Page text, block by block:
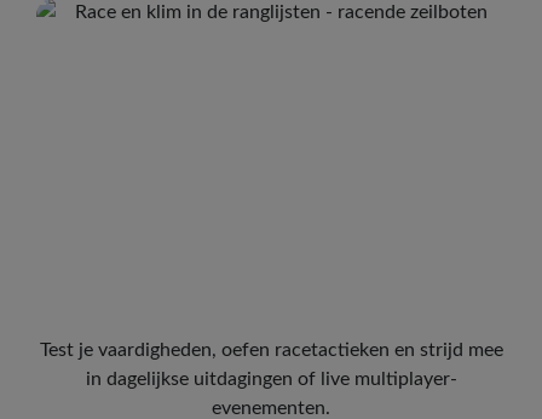
Test je vaardigheden, oefen racetactieken en strijd mee
in dagelijkse uitdagingen of live multiplayer-
evenementen.